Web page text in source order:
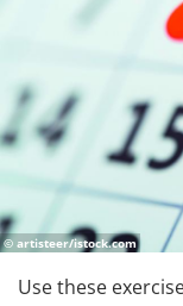
© artisteer/istock.com
Use these